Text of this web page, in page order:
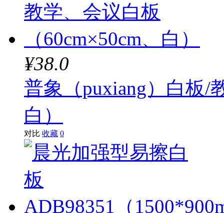
¥38.0
普象（puxiang）白板/
白）
对比 收藏 0